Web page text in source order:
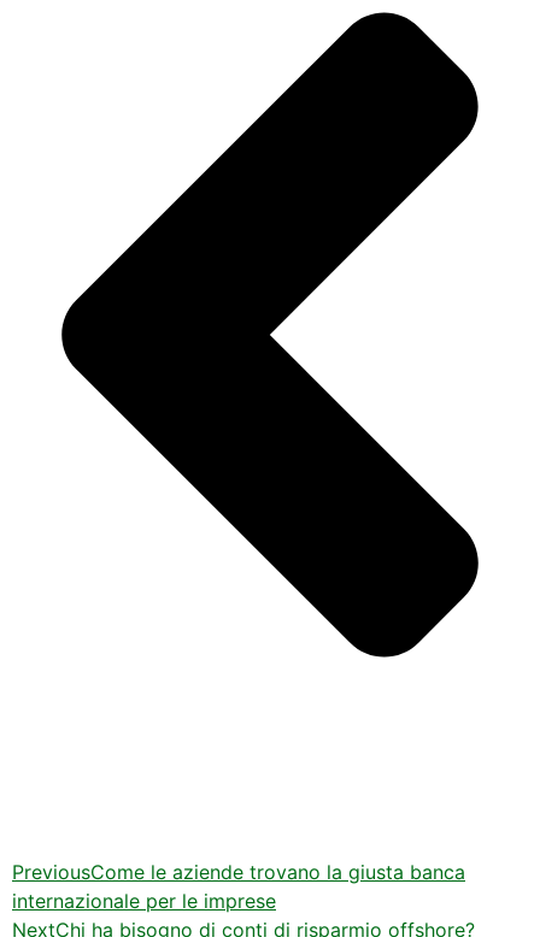
PreviousCome le aziende trovano la giusta banca
internazionale per le imprese
NextChi ha bisogno di conti di risparmio offshore?